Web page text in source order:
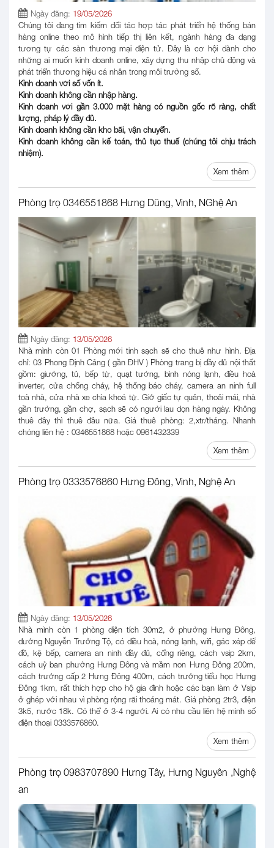
Ngày đăng: 19/05/2026
Chúng tôi đang tìm kiếm đối tác hợp tác phát triển hệ thống bán
hàng online theo mô hình tiếp thị liên kết, ngành hàng đa dạng
tương tự các sàn thương mại điện tử. Đây là cơ hội dành cho
những ai muốn kinh doanh online, xây dựng thu nhập chủ động và
phát triển thương hiệu cá nhân trong môi trường số.
Kinh doanh với số vốn ít.
Kinh doanh không cần nhập hàng.
Kinh doanh với gần 3.000 mặt hàng có nguồn gốc rõ ràng, chất
lượng, pháp lý đầy đủ.
Kinh doanh không cần kho bãi, vận chuyển.
Kinh doanh không cần kế toán, thủ tục thuế (chúng tôi chịu trách
nhiệm).
Xem thêm
Phòng trọ 0346551868 Hưng Dũng, Vinh, NGhệ An
Ngày đăng: 13/05/2026
Nhà mình còn 01 Phòng mới tinh sạch sẽ cho thuê như hình. Địa
chỉ: 03 Phong Định Cảng ( gần ĐHV ) Phòng trang bị đầy đủ nội thất
gồm: giường, tủ, bếp từ, quạt tường, bình nóng lạnh, điều hoà
inverter, cửa chống cháy, hệ thống báo cháy, camera an ninh full
toà nhà, cửa nhà xe chìa khoá từ. Giờ giấc tự quản, thoải mái, nhà
gần trường, gần chợ, sạch sẽ có người lau dọn hàng ngày. Không
thuê đây thì thuê đâu nữa. Giá thuê phòng: 2,xtr/tháng. Nhanh
chóng liên hệ : 0346551868 hoặc 0961432339
Xem thêm
Phòng trọ 0333576860 Hưng Đông, Vinh, Nghệ An
Ngày đăng: 13/05/2026
Nhà mình còn 1 phòng diện tích 30m2, ở phường Hưng Đông,
đường Nguyễn Trường Tộ, có điều hoà, nóng lạnh, wifi, gác xép để
đồ, kệ bếp, camera an ninh đầy đủ, cổng riêng, cách vsip 2km,
cách uỷ ban phường Hưng Đông và mầm non Hưng Đông 200m,
cách trường cấp 2 Hưng Đông 400m, cách trường tiểu học Hưng
Đông 1km, rất thích hợp cho hộ gia đình hoặc các bạn làm ở Vsip
ở ghép với nhau vì phòng rộng rãi thoáng mát. Giá phòng 2tr3, điện
3k5, nước 18k. Có thể ở 3-4 người. Ai có nhu cầu liên hệ mình số
điện thoại 0333576860.
Xem thêm
Phòng trọ 0983707890 Hưng Tây, Hưng Nguyên ,Nghệ
an